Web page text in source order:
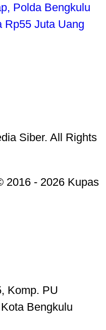
Polda Bengkulu
Rp55 Juta Uang
Siber. All Rights
2016 - 2026 Kupas
Komp. PU
Bengkulu